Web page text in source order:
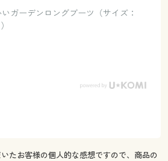
ガーデンロングブーツ（サイズ：
たお客様の個人的な感想ですので、商品の